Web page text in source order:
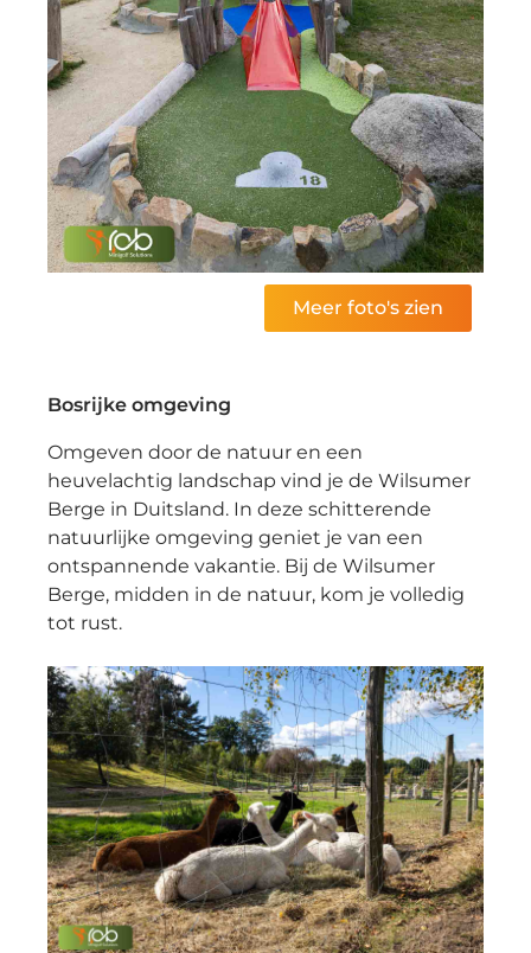
Meer foto's zien
Bosrijke omgeving
Omgeven door de natuur en een
heuvelachtig landschap vind je de Wilsumer
Berge in Duitsland. In deze schitterende
natuurlijke omgeving geniet je van een
ontspannende vakantie. Bij de Wilsumer
Berge, midden in de natuur, kom je volledig
tot rust.